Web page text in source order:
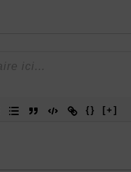
{} [+]